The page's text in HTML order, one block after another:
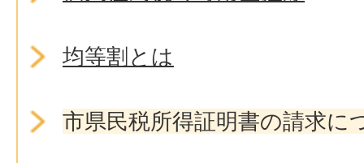
均等割とは
市県民税所得証明書の請求に